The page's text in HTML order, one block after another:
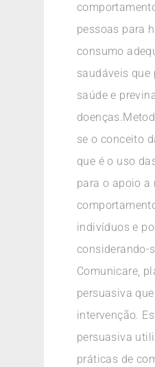
pessoas para
consumo
saudáveis que
saúde e
se o conceito
que é o uso
para o apoio a
indivíduos e
considerando-
Comunicare,
persuasiva
intervenção.
persuasiva
práticas de